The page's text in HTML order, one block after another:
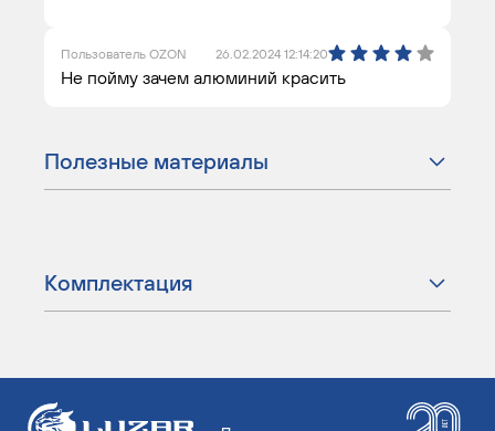
Пользователь OZON 26.02.2024 12:14:20
Не пойму зачем алюминий красить
Полезные материалы
Комплектация